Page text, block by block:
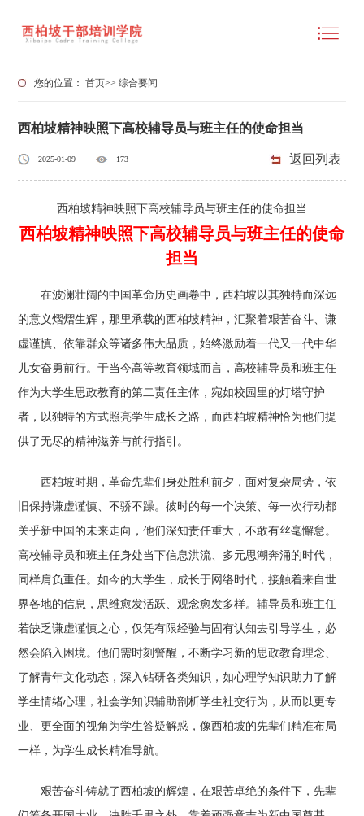
您的位置：首页>>综合要闻
西柏坡精神映照下高校辅导员与班主任的使命担当
2025-01-09 173 返回列表
西柏坡精神映照下高校辅导员与班主任的使命担当
西柏坡精神映照下高校辅导员与班主任的使命
担当
在波澜壮阔的中国革命历史画卷中，西柏坡以其独特而深远
的意义熠熠生辉，那里承载的西柏坡精神，汇聚着艰苦奋斗、谦
虚谨慎、依靠群众等诸多伟大品质，始终激励着一代又一代中华
儿女奋勇前行。于当今高等教育领域而言，高校辅导员和班主任
作为大学生思政教育的第二责任主体，宛如校园里的灯塔守护
者，以独特的方式照亮学生成长之路，而西柏坡精神恰为他们提
供了无尽的精神滋养与前行指引。
西柏坡时期，革命先辈们身处胜利前夕，面对复杂局势，依
旧保持谦虚谨慎、不骄不躁。彼时的每一个决策、每一次行动都
关乎新中国的未来走向，他们深知责任重大，不敢有丝毫懈怠。
高校辅导员和班主任身处当下信息洪流、多元思潮奔涌的时代，
同样肩负重任。如今的大学生，成长于网络时代，接触着来自世
界各地的信息，思维愈发活跃、观念愈发多样。辅导员和班主任
若缺乏谦虚谨慎之心，仅凭有限经验与固有认知去引导学生，必
然会陷入困境。他们需时刻警醒，不断学习新的思政教育理念、
了解青年文化动态，深入钻研各类知识，如心理学知识助力了解
学生情绪心理，社会学知识辅助剖析学生社交行为，从而以更专
业、更全面的视角为学生答疑解惑，像西柏坡的先辈们精准布局
一样，为学生成长精准导航。
艰苦奋斗铸就了西柏坡的辉煌，在艰苦卓绝的条件下，先辈